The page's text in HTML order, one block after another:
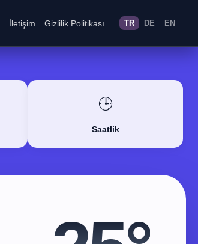
İletişim Gizlilik Politikası TR DE EN
🕒
Saatlik